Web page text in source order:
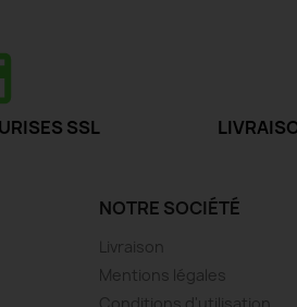
SSL
NOTRE SOCIÉTÉ
Livraison
Mentions légales